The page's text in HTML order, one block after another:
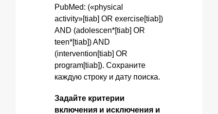
PubMed: («physical
activity»[tiab] OR exercise[tiab])
AND (adolescen*[tiab] OR
teen*[tiab]) AND
(intervention[tiab] OR
program[tiab]). Сохраните
каждую строку и дату поиска.
Задайте критерии
включения и исключения и